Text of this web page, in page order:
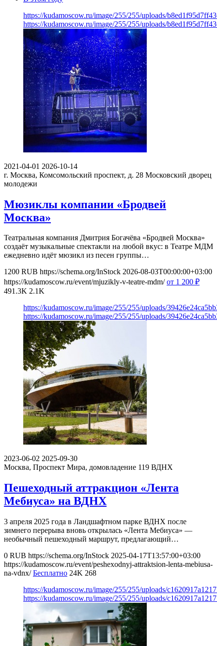
https://kudamoscow.ru/image/255/255/uploads/
https://kudamoscow.ru/image/255/255/uploads/
2021-04-01 2026-10-14
г. Москва, Комсомольский проспект, д. 28 Московский дворец
молодежи
Мюзиклы компании «Бродвей
Москва»
Театральная компания Дмитрия Богачёва «Бродвей Москва»
создаёт музыкальные спектакли на любой вкус: в Театре МДМ
ежедневно идёт мюзикл из песен группы…
1200 RUB https://schema.org/InStock 2026-08-03T00:00:00+03:00
https://kudamoscow.ru/event/mjuzikly-v-teatre-mdm/ от 1 200 ₽
491.3K 2.1K
https://kudamoscow.ru/image/255/255/uploads/
https://kudamoscow.ru/image/255/255/uploads/
2023-06-02 2025-09-30
Москва, Проспект Мира, домовладение 119 ВДНХ
Пешеходный аттракцион «Лента
Мебиуса» на ВДНХ
3 апреля 2025 года в Ландшафтном парке ВДНХ после
зимнего перерыва вновь открылась «Лента Мебиуса» ―
необычный пешеходный маршрут, предлагающий…
0 RUB https://schema.org/InStock 2025-04-17T13:57:00+03:00
https://kudamoscow.ru/event/peshexodnyj-attraktsion-lenta-mebiusa-
na-vdnx/ Бесплатно 24K 268
https://kudamoscow.ru/image/255/255/uploads/
https://kudamoscow.ru/image/255/255/uploads/